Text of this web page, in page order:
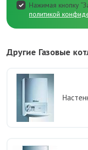
Нажимая кнопку
политикой
Другие Газовые